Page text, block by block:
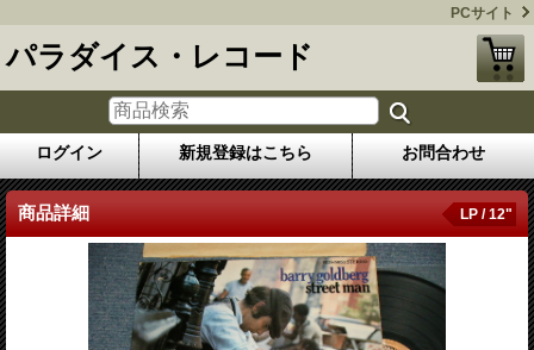
PCサイト
パラダイス・レコード
ログイン 新規登録はこちら お問合わせ
商品詳細 LP / 12"